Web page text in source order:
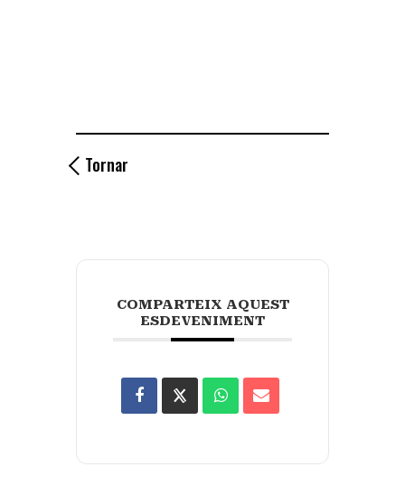
Tornar
COMPARTEIX AQUEST
ESDEVENIMENT